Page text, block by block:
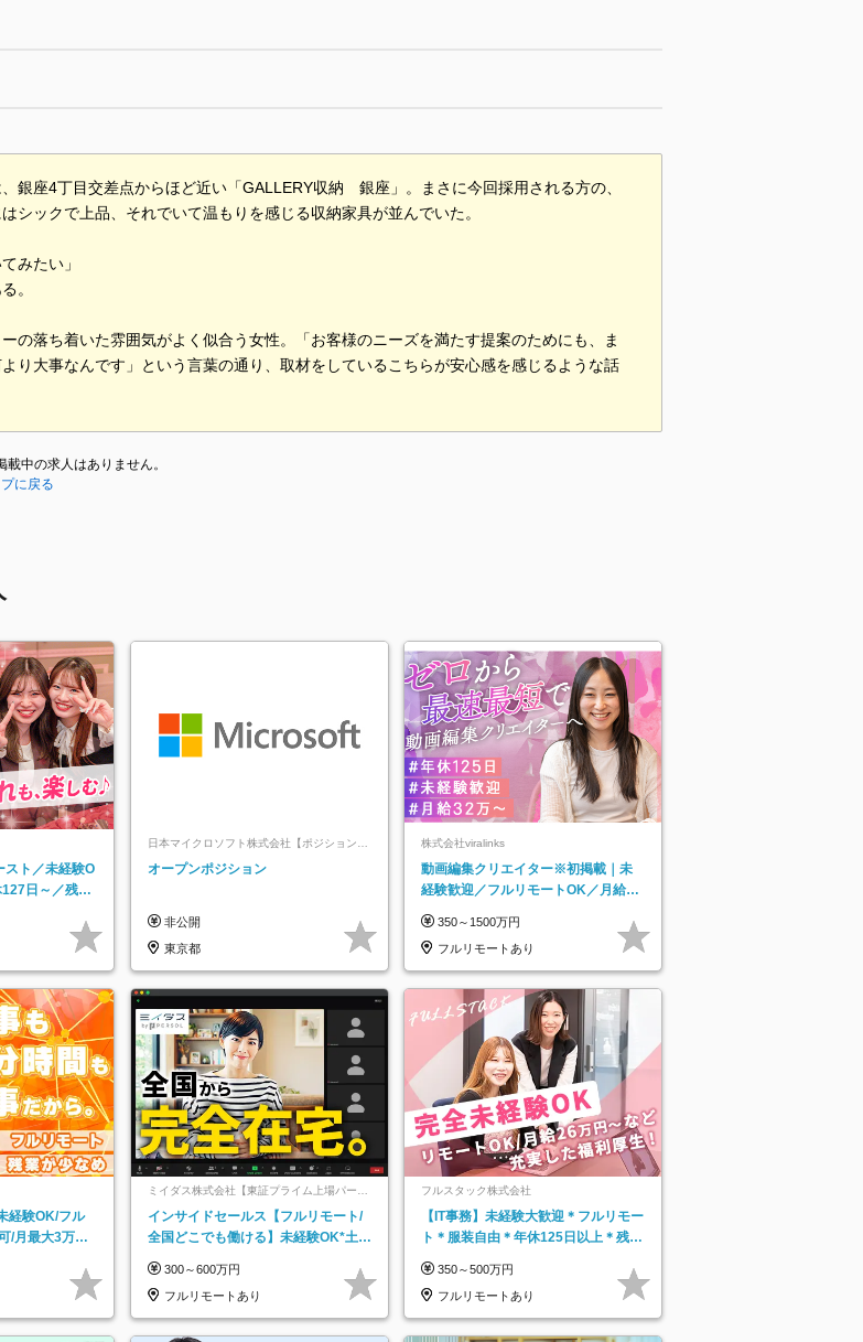
銀座4丁目交差点からほど近い「GALLERY収納 銀座」。まさに今回採用される方の、
シックで上品、それでいて温もりを感じる収納家具が並んでいた。
みたい」
。
の落ち着いた雰囲気がよく似合う女性。「お客様のニーズを満たす提案のためにも、ま
り大事なんです」という言葉の通り、取材をしているこちらが安心感を感じるような話
載中の求人はありません。
に戻る
スト／未経験O
日～／残業
日本マイクロソフト株式会社【ポジションマ
ッチ登録】
オープンポジション
非公開
東京都
株式会社viralinks
動画編集クリエイター※初掲載｜未
経験歓迎／フルリモートOK／月給32
350～1500万円
フルリモートあり
経験OK/フル
/月最大3万の
ミイダス株式会社【東証プライム上場パーソ
インサイドセールス【フルリモート/
全国どこでも働ける】未経験OK*土日
300～600万円
フルリモートあり
フルスタック株式会社
【IT事務】未経験大歓迎＊フルリモー
ト＊服装自由＊年休125日以上＊残業
350～500万円
フルリモートあり